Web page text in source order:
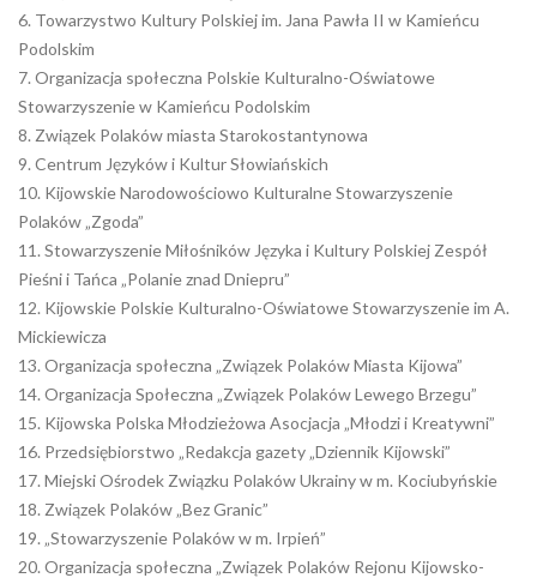
6. Towarzystwo Kultury Polskiej im. Jana Pawła II w Kamieńcu
Podolskim
7. Organizacja społeczna Polskie Kulturalno-Oświatowe
Stowarzyszenie w Kamieńcu Podolskim
8. Związek Polaków miasta Starokostantynowa
9. Centrum Języków i Kultur Słowiańskich
10. Kijowskie Narodowościowo Kulturalne Stowarzyszenie
Polaków „Zgoda”
11. Stowarzyszenie Miłośników Języka i Kultury Polskiej Zespół
Pieśni i Tańca „Polanie znad Dniepru”
12. Kijowskie Polskie Kulturalno-Oświatowe Stowarzyszenie im A.
Mickiewicza
13. Organizacja społeczna „Związek Polaków Miasta Kijowa”
14. Organizacja Społeczna „Związek Polaków Lewego Brzegu”
15. Kijowska Polska Młodzieżowa Asocjacja „Młodzi i Kreatywni”
16. Przedsiębiorstwo „Redakcja gazety „Dziennik Kijowski”
17. Miejski Ośrodek Związku Polaków Ukrainy w m. Kociubyńskie
18. Związek Polaków „Bez Granic”
19. „Stowarzyszenie Polaków w m. Irpień”
20. Organizacja społeczna „Związek Polaków Rejonu Kijowsko-